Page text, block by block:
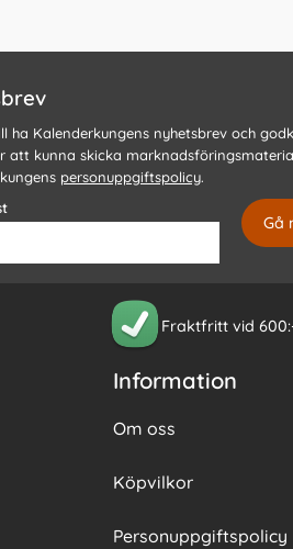
Kalenderkungens nyhetsbrev och
att kunna skicka
personuppgiftspolicy.
Fraktfritt vid
Information
Om oss
Köpvilkor
Personuppgiftspolicy